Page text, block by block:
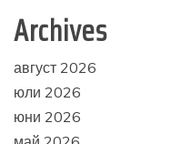
Archives
август 2026
юли 2026
юни 2026